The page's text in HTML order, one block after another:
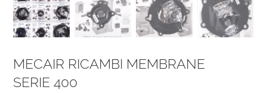
MECAIR RICAMBI MEMBRANE
SERIE 400